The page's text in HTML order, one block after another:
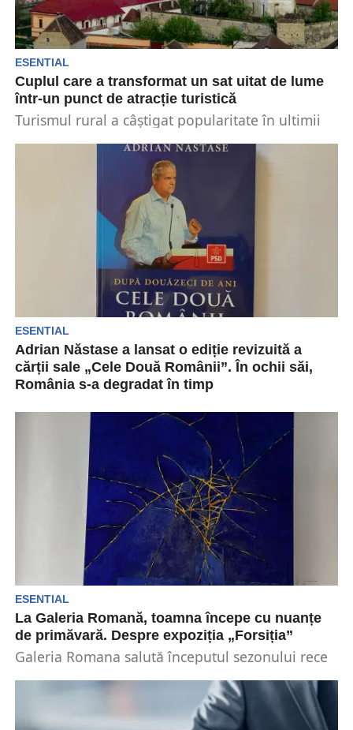
ESENTIAL
Cuplul care a transformat un sat uitat de lume
într-un punct de atracție turistică
Turismul rural a câștigat popularitate în ultimii
ESENTIAL
Adrian Năstase a lansat o ediție revizuită a
cărții sale „Cele Două Românii”. În ochii săi,
România s-a degradat în timp
a cărții sale „Cele două Românii”. Aceasta a...
ESENTIAL
La Galeria Romană, toamna începe cu nuanțe
de primăvară. Despre expoziția „Forsiția”
Galeria Romana salută începutul sezonului rece
înlocuiesc treptat...